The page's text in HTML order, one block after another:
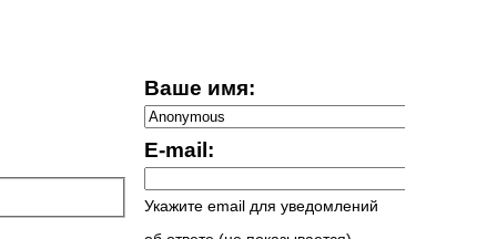
Ваше имя:
E-mail:
Укажите email для уведомлений